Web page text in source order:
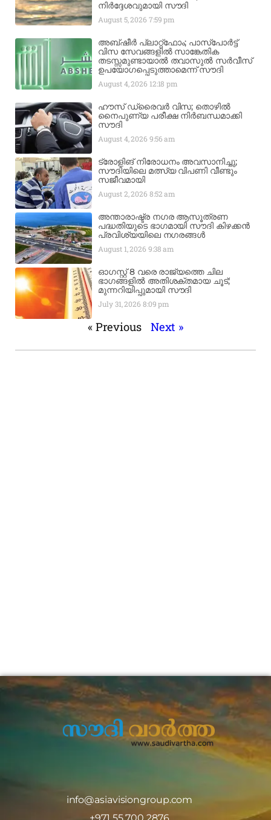
നിർദ്ദേശവുമായി സൗദി
August 5, 2026 7:59 pm
അബ്ഷീർ പ്ലാറ്റ്‌ഫോം; പാസ്‌പോർട്ട്
വിസ സേവങ്ങളിൽ സാങ്കേതിക
തടസ്സമുണ്ടായാൽ തവാസുൽ സർവീസ്
ഉപയോഗപ്പെടുത്താമെന്ന് സൗദി
August 4, 2026 12:18 pm
ഹൗസ് ഡ്രൈവർ വിസ; തൊഴിൽ
നൈപുണ്യ പരീക്ഷ നിർബന്ധമാക്കി
സൗദി
August 4, 2026 9:56 am
ട്രോളിങ് നിരോധനം അവസാനിച്ചു;
സൗദിയിലെ മത്സ്യ വിപണി വീണ്ടും
സജീവമായി
August 2, 2026 8:52 am
അന്താരാഷ്ട്ര നഗര ആസൂത്രണ
പദ്ധതിയുടെ ഭാഗമായി സൗദി കിഴക്കൻ
പ്രവിശ്യയിലെ നഗരങ്ങൾ
August 1, 2026 9:38 am
ഓഗസ്റ്റ് 8 വരെ രാജ്യത്തെ ചില
ഭാഗങ്ങളിൽ അതിശക്തമായ ചൂട്;
മുന്നറിയിപ്പുമായി സൗദി
July 31, 2026 8:09 pm
« Previous Next »
info@asiavisiongroup.com